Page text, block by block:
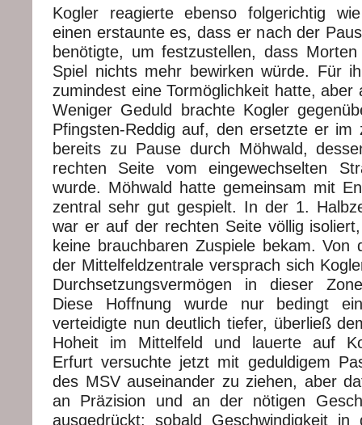
Kogler reagierte ebenso folgerichtig
einen erstaunte es, dass er nach der
benötigte, um festzustellen, dass
Spiel nichts mehr bewirken würde. Für
zumindest eine Tormöglichkeit hatte, aber
Weniger Geduld brachte Kogler
Pfingsten-Reddig auf, den ersetzte er im
bereits zu Pause durch Möhwald,
rechten Seite vom eingewechselten
wurde. Möhwald hatte gemeinsam mit
zentral sehr gut gespielt. In der 1.
war er auf der rechten Seite völlig
keine brauchbaren Zuspiele bekam. Von
der Mittelfeldzentrale versprach sich
Durchsetzungsvermögen in dieser
Diese Hoffnung wurde nur bedingt
verteidigte nun deutlich tiefer, überließ
Hoheit im Mittelfeld und lauerte auf
Erfurt versuchte jetzt mit geduldigem
des MSV auseinander zu ziehen, aber
an Präzision und an der nötigen
ausgedrückt: sobald Geschwindigkeit in